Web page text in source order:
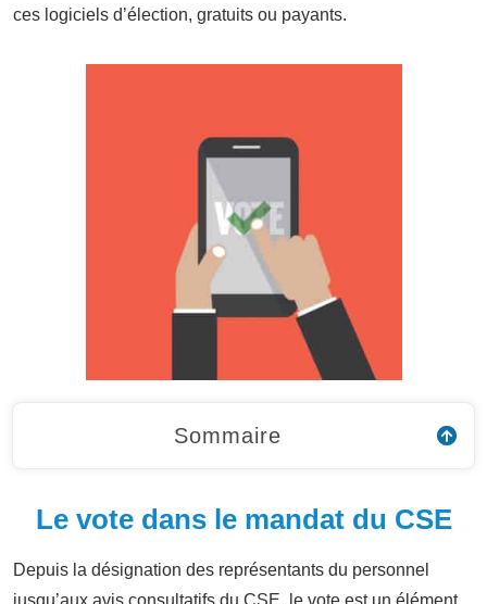
ces logiciels d’élection, gratuits ou payants.
Sommaire
Le vote dans le mandat du CSE
Depuis la désignation des représentants du personnel
jusqu’aux avis consultatifs du CSE, le vote est un élément